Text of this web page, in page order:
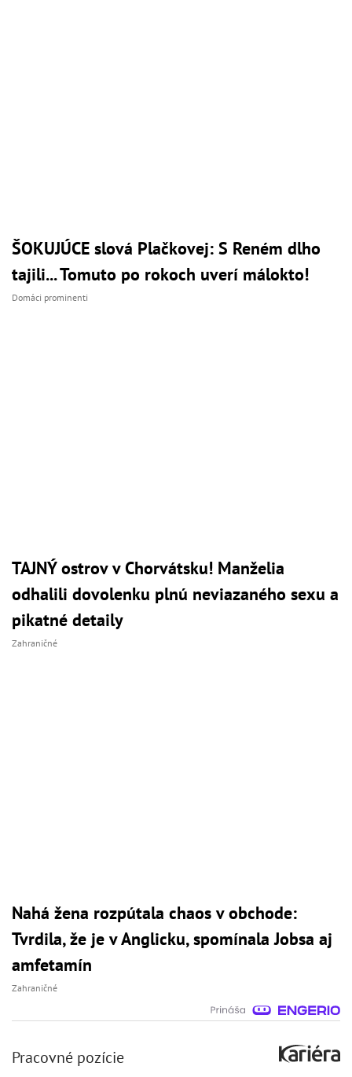
ŠOKUJÚCE slová Plačkovej: S Reném dlho
tajili... Tomuto po rokoch uverí málokto!
Domáci prominenti
TAJNÝ ostrov v Chorvátsku! Manželia
odhalili dovolenku plnú neviazaného sexu a
pikatné detaily
Zahraničné
Nahá žena rozpútala chaos v obchode:
Tvrdila, že je v Anglicku, spomínala Jobsa aj
amfetamín
Zahraničné
Pracovné pozície